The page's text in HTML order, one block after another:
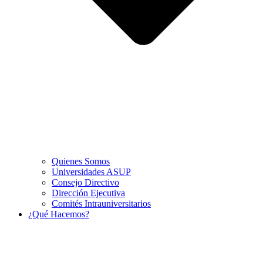
Quienes Somos
Universidades ASUP
Consejo Directivo
Dirección Ejecutiva
Comités Intrauniversitarios
¿Qué Hacemos?